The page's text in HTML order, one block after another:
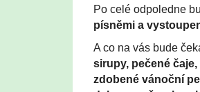
Po celé odpoledne
písněmi a
A co na vás bude
sirupy, pečené
zdobené vánoční